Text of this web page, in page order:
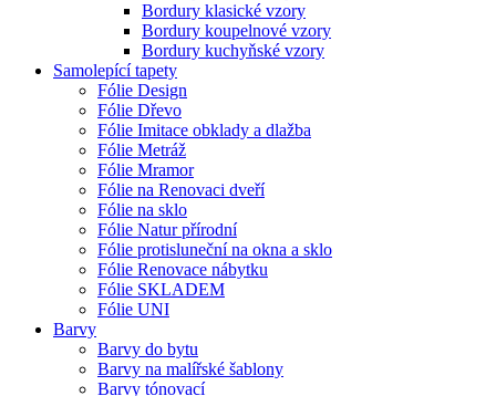
Bordury klasické vzory
Bordury koupelnové vzory
Bordury kuchyňské vzory
Samolepící tapety
Fólie Design
Fólie Dřevo
Fólie Imitace obklady a dlažba
Fólie Metráž
Fólie Mramor
Fólie na Renovaci dveří
Fólie na sklo
Fólie Natur přírodní
Fólie protisluneční na okna a sklo
Fólie Renovace nábytku
Fólie SKLADEM
Fólie UNI
Barvy
Barvy do bytu
Barvy na malířské šablony
Barvy tónovací